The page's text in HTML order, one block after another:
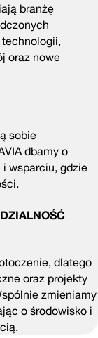
branżę
oraz nowe
sobie
dbamy o
wsparciu, gdzie
dlatego
oraz projekty
zmieniamy
o środowisko i